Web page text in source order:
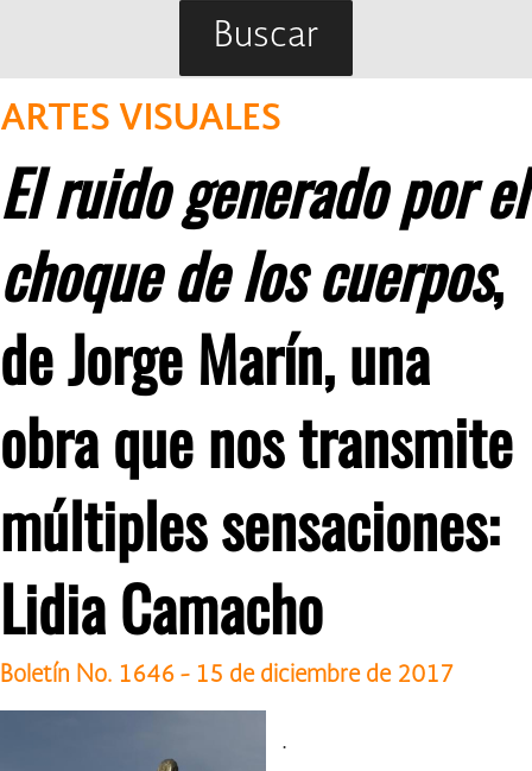
Buscar
ARTES VISUALES
El ruido generado por el
choque de los cuerpos,
de Jorge Marín, una
obra que nos transmite
múltiples sensaciones:
Lidia Camacho
Boletín No. 1646 - 15 de diciembre de 2017
.